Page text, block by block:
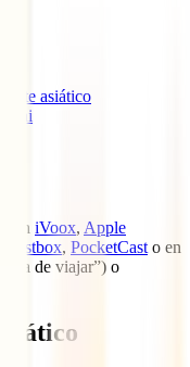
asiático
en iVoox, Apple
Castbox, PocketCast o en
de viajar”) o